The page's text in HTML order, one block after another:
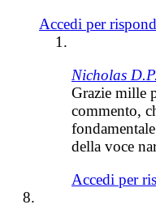
Accedi per
Nicholas D.P.
Grazie mille
commento,
della voce
Accedi per